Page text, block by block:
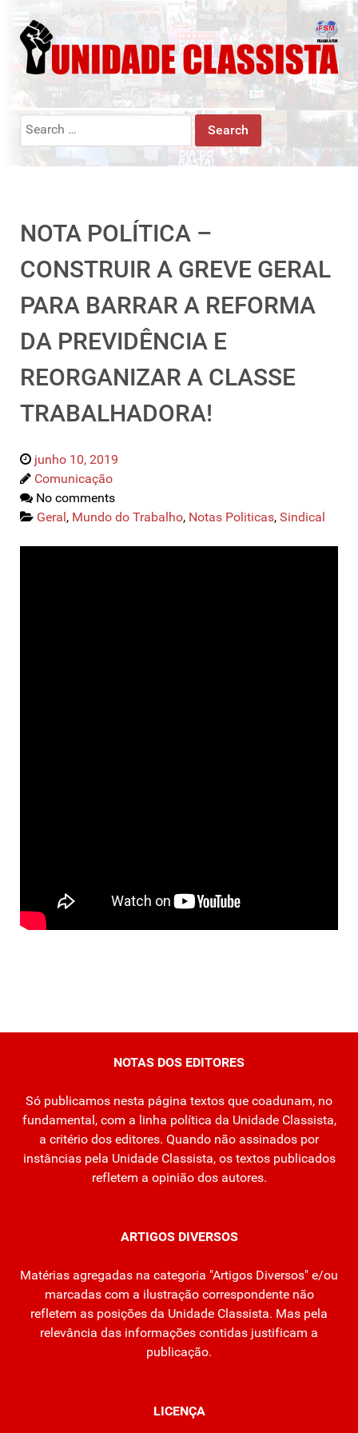
Search
NOTA POLÍTICA –
CONSTRUIR A GREVE GERAL
PARA BARRAR A REFORMA
DA PREVIDÊNCIA E
REORGANIZAR A CLASSE
TRABALHADORA!
junho 10, 2019
Comunicação
No comments
Geral, Mundo do Trabalho, Notas Politicas, Sindical
NOTAS DOS EDITORES
Só publicamos nesta página textos que coadunam, no
fundamental, com a linha política da Unidade Classista,
a critério dos editores. Quando não assinados por
instâncias pela Unidade Classista, os textos publicados
refletem a opinião dos autores.
ARTIGOS DIVERSOS
Matérias agregadas na categoria "Artigos Diversos" e/ou
marcadas com a ilustração correspondente não
refletem as posições da Unidade Classista. Mas pela
relevância das informações contidas justificam a
publicação.
LICENÇA